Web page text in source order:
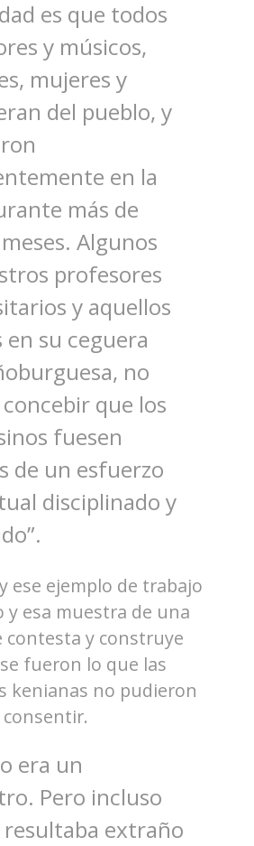
es que todos
y músicos,
mujeres y
del pueblo, y
en la
más de
Algunos
profesores
y aquellos
su ceguera
no
que los
fuesen
de un esfuerzo
disciplinado y
ese ejemplo de trabajo
y esa muestra de una
contesta y construye
fueron lo que las
kenianas no pudieron
era un
Pero incluso
resultaba extraño